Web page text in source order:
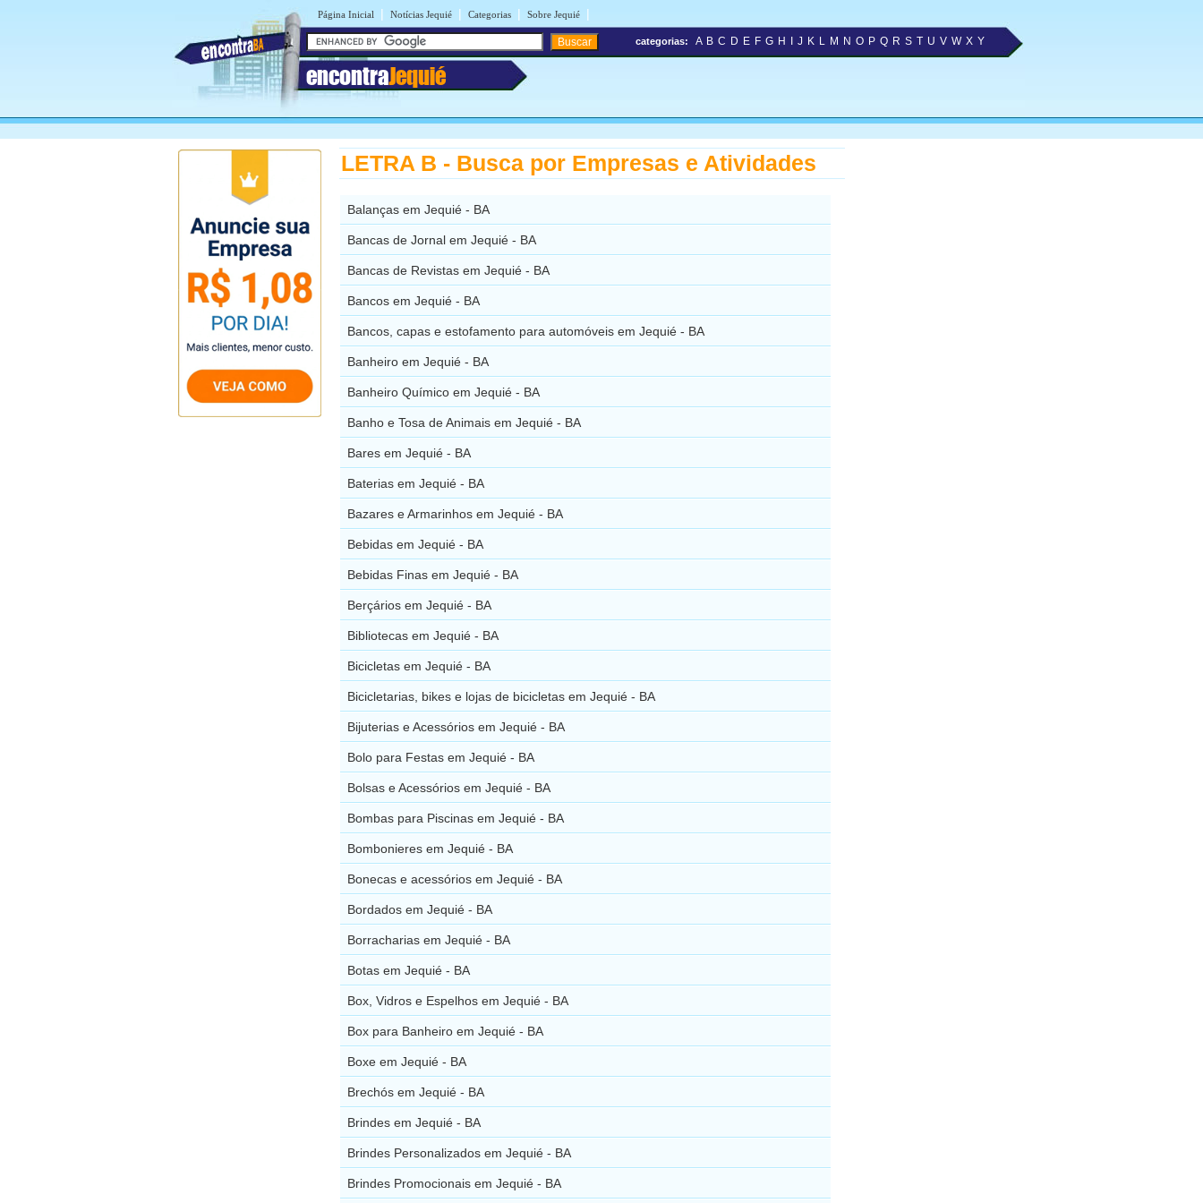
Página Inicial | Notícias Jequié | Categorias | Sobre Jequié |
encontraJequié
categorias: A B C D E F G H J K L M N O P Q R S T U V W X Y
LETRA B - Busca por Empresas e Atividades
Balanças em Jequié - BA
Bancas de Jornal em Jequié - BA
Bancas de Revistas em Jequié - BA
Bancos em Jequié - BA
Bancos, capas e estofamento para automóveis em Jequié - BA
Banheiro em Jequié - BA
Banheiro Químico em Jequié - BA
Banho e Tosa de Animais em Jequié - BA
Bares em Jequié - BA
Baterias em Jequié - BA
Bazares e Armarinhos em Jequié - BA
Bebidas em Jequié - BA
Bebidas Finas em Jequié - BA
Berçários em Jequié - BA
Bibliotecas em Jequié - BA
Bicicletas em Jequié - BA
Bicicletarias, bikes e lojas de bicicletas em Jequié - BA
Bijuterias e Acessórios em Jequié - BA
Bolo para Festas em Jequié - BA
Bolsas e Acessórios em Jequié - BA
Bombas para Piscinas em Jequié - BA
Bombonieres em Jequié - BA
Bonecas e acessórios em Jequié - BA
Bordados em Jequié - BA
Borracharias em Jequié - BA
Botas em Jequié - BA
Box, Vidros e Espelhos em Jequié - BA
Box para Banheiro em Jequié - BA
Boxe em Jequié - BA
Brechós em Jequié - BA
Brindes em Jequié - BA
Brindes Personalizados em Jequié - BA
Brindes Promocionais em Jequié - BA